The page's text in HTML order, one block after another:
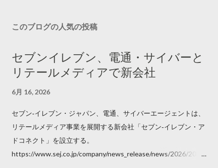
このブログの人気の投稿
セブンイレブン、電通・サイバーと
リテールメディアで新会社
6月 16, 2026
セブン‐イレブン・ジャパン、電通、サイバーエージェントは、
リテールメディア事業を展開する新会社「セブン‐イレブン・ア
ドコネクト」を設立する。
https://www.sej.co.jp/company/news_release/news/2026/2026